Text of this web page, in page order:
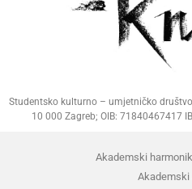
Studentsko kulturno – umjetničko
10 000 Zagreb; OIB: 71840467417
Akademski
Akademski